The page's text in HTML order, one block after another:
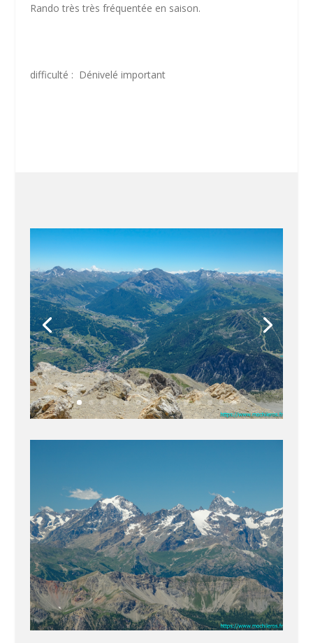
Rando très très fréquentée en saison.
difficulté : Dénivelé important